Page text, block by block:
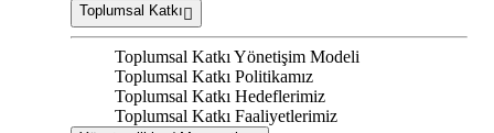
Toplumsal Katkı
Toplumsal Katkı Yönetişim Modeli
Toplumsal Katkı Politikamız
Toplumsal Katkı Hedeflerimiz
Toplumsal Katkı Faaliyetlerimiz